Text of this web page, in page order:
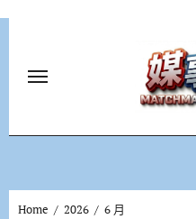
Home 2026
6 月